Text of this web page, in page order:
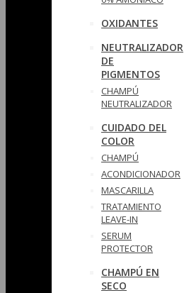
OXIDANTES
NEUTRALIZADOR
DE
PIGMENTOS
CHAMPÚ
NEUTRALIZADOR
CUIDADO DEL
COLOR
CHAMPÚ
ACONDICIONADOR
MASCARILLA
TRATAMIENTO
LEAVE-IN
SERUM
PROTECTOR
CHAMPÚ EN
SECO